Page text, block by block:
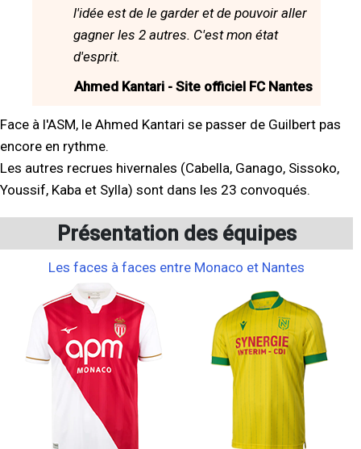
l'idée est de le garder et de pouvoir aller
gagner les 2 autres. C'est mon état
d'esprit.
Ahmed Kantari - Site officiel FC Nantes
Face à l'ASM, le Ahmed Kantari se passer de Guilbert pas
encore en rythme.
Les autres recrues hivernales (Cabella, Ganago, Sissoko,
Youssif, Kaba et Sylla) sont dans les 23 convoqués.
Présentation des équipes
Les faces à faces entre Monaco et Nantes